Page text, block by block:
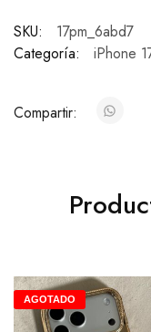
SKU:
17pm_6abd7
Categoría:
iPhone
Compartir:
AGOTADO